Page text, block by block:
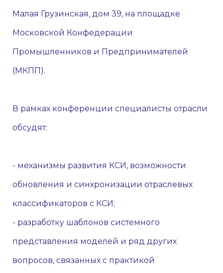
Малая Грузинская, дом 39, на площадке
Московской Конфедерации
Промышленников и Предпринимателей
(МКПП).
В рамках конференции специалисты отрасли
обсудят:
- механизмы развития КСИ, возможности
обновления и синхронизации отраслевых
классификаторов с КСИ;
- разработку шаблонов системного
представления моделей и ряд других
вопросов, связанных с практикой